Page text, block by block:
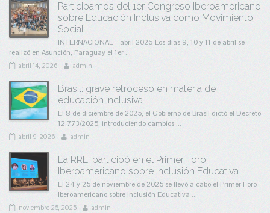
Participamos del 1er Congreso Iberoamericano
sobre Educación Inclusiva como Movimiento
Social
INTERNACIONAL – abril 2026 Los días 9, 10 y 11 de abril se
realizó en Asunción, Paraguay el 1er ...
abril 14, 2026 admin
Brasil: grave retroceso en materia de
educación inclusiva
El 8 de diciembre de 2025, el Gobierno de Brasil dictó el Decreto
12.773/2025, introduciendo cambios ...
abril 9, 2026 admin
La RREI participó en el Primer Foro
Iberoamericano sobre Inclusión Educativa
El 24 y 25 de noviembre de 2025 se llevó a cabo el Primer Foro
Iberoamericano sobre Inclusión Educativa ...
noviembre 25, 2025 admin